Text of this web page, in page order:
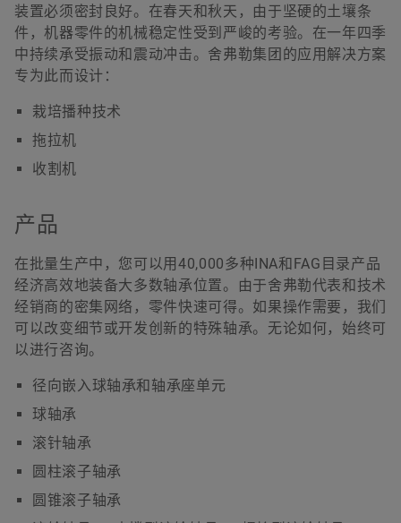
装置必须密封良好。在春天和秋天，由于坚硬的土壤条
件，机器零件的机械稳定性受到严峻的考验。在一年四季
中持续承受振动和震动冲击。舍弗勒集团的应用解决方案
专为此而设计：
栽培播种技术
拖拉机
收割机
产品
在批量生产中，您可以用40,000多种INA和FAG目录产品
经济高效地装备大多数轴承位置。由于舍弗勒代表和技术
经销商的密集网络，零件快速可得。如果操作需要，我们
可以改变细节或开发创新的特殊轴承。无论如何，始终可
以进行咨询。
径向嵌入球轴承和轴承座单元
球轴承
滚针轴承
圆柱滚子轴承
圆锥滚子轴承